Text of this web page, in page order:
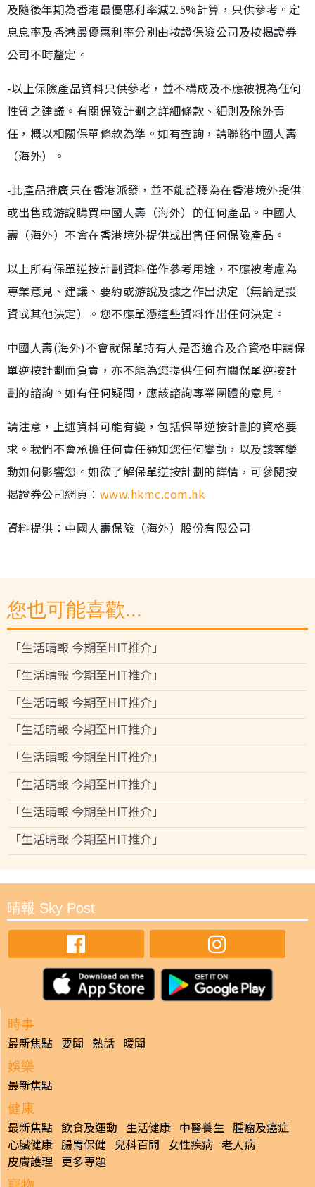
及隨後年期為香港最優惠利率減2.5%計算，只供參考。定
息息率及香港最優惠利率分別由按證保險公司及按揭證券
公司不時釐定。
-以上保險產品資料只供參考，並不構成及不應被視為任何
性質之建議。有關保險計劃之詳細條款、細則及除外責
任，概以相關保單條款為準。如有查詢，請聯絡中國人壽
（海外）。
-此產品推廣只在香港派發，並不能詮釋為在香港境外提供
或出售或游說購買中國人壽（海外）的任何產品。中國人
壽（海外）不會在香港境外提供或出售任何保險產品。
以上所有保單逆按計劃資料僅作參考用途，不應被考慮為
專業意見、建議、要約或游說及據之作出決定（無論是投
資或其他決定）。您不應單憑這些資料作出任何決定。
中國人壽(海外)不會就保單持有人是否適合及合資格申請保
單逆按計劃而負責，亦不能為您提供任何有關保單逆按計
劃的諮詢。如有任何疑問，應該諮詢專業團體的意見。
請注意，上述資料可能有變，包括保單逆按計劃的資格要
求。我們不會承擔任何責任通知您任何變動，以及該等變
動如何影響您。如欲了解保單逆按計劃的詳情，可參閱按
揭證券公司網頁： www.hkmc.com.hk
資料提供：中國人壽保險（海外）股份有限公司
您也可能喜歡...
「生活晴報 今期至HIT推介」
「生活晴報 今期至HIT推介」
「生活晴報 今期至HIT推介」
「生活晴報 今期至HIT推介」
「生活晴報 今期至HIT推介」
「生活晴報 今期至HIT推介」
「生活晴報 今期至HIT推介」
「生活晴報 今期至HIT推介」
晴報 Sky Post
時事
最新焦點 要聞 熱話 暖聞
娛樂
最新焦點
健康
最新焦點 飲食及運動 生活健康 中醫養生 腫瘤及癌症
心臟健康 腸胃保健 兒科百問 女性疾病 老人病
皮膚護理 更多專題